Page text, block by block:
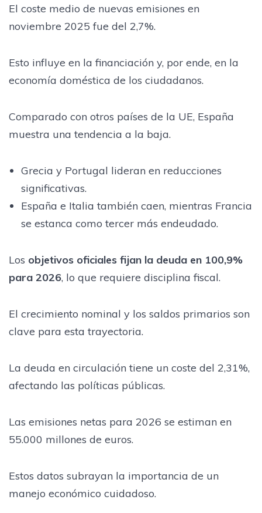
El coste medio de nuevas emisiones en
noviembre 2025 fue del 2,7%.
Esto influye en la financiación y, por ende, en la
economía doméstica de los ciudadanos.
Comparado con otros países de la UE, España
muestra una tendencia a la baja.
Grecia y Portugal lideran en reducciones
significativas.
España e Italia también caen, mientras Francia
se estanca como tercer más endeudado.
Los objetivos oficiales fijan la deuda en 100,9%
para 2026, lo que requiere disciplina fiscal.
El crecimiento nominal y los saldos primarios son
clave para esta trayectoria.
La deuda en circulación tiene un coste del 2,31%,
afectando las políticas públicas.
Las emisiones netas para 2026 se estiman en
55.000 millones de euros.
Estos datos subrayan la importancia de un
manejo económico cuidadoso.